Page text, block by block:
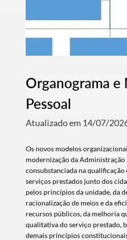
Organograma e
Pessoal
Atualizado em 14/07/
Os novos modelos
modernização da Administração
consubstanciada na qualificação
serviços prestados junto dos
pelos princípios da unidade, da
racionalização de meios e da
recursos públicos, da melhoria
qualitativa do serviço prestado,
demais princípios